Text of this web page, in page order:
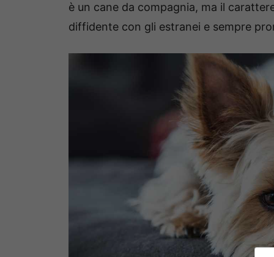
è un cane da compagnia, ma il
diffidente con gli estranei e sempre